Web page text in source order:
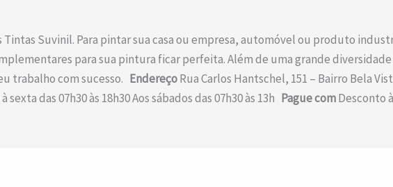
Suvinil. Para pintar sua casa ou empresa, automóvel ou produto
para sua pintura ficar perfeita. Além de uma grande
trabalho com sucesso. EndereçoRua Carlos Hantschel, 151 – Bairro Bela
sexta das 07h30 às 18h30 Aos sábados das 07h30 às 13h Pague comDesconto